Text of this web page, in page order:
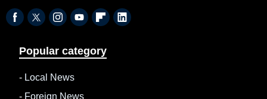
Popular category
- Local News
- Foreign News